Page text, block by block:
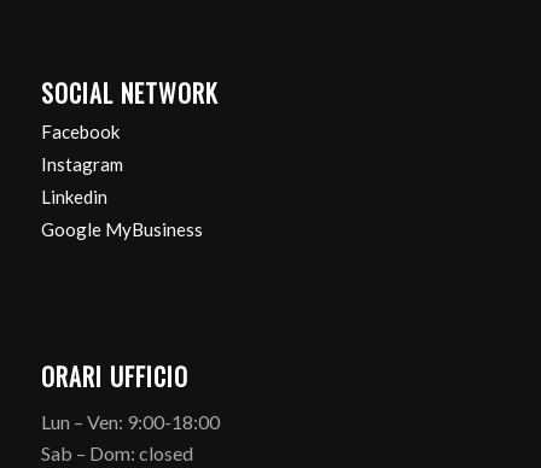
SOCIAL NETWORK
Facebook
Instagram
Linkedin
Google MyBusiness
ORARI UFFICIO
Lun – Ven: 9:00-18:00
Sab – Dom: closed